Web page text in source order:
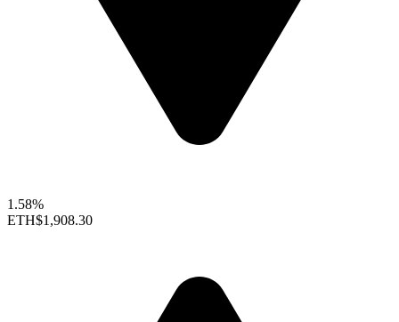
1.58%
ETH$1,908.30